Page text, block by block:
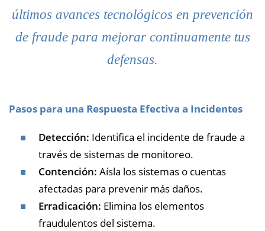
últimos avances tecnológicos en prevención
de fraude para mejorar continuamente tus
defensas.
Pasos para una Respuesta Efectiva a Incidentes
Detección: Identifica el incidente de fraude a
través de sistemas de monitoreo.
Contención: Aísla los sistemas o cuentas
afectadas para prevenir más daños.
Erradicación: Elimina los elementos
fraudulentos del sistema.